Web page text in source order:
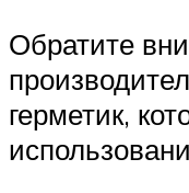
Обратите
герметик,